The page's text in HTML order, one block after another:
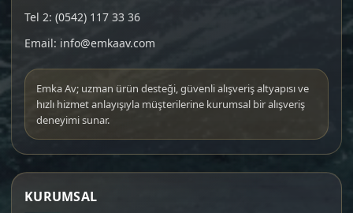
Tel 2: (0542) 117 33 36
Email: info@emkaav.com
Emka Av; uzman ürün desteği, güvenli alışveriş altyapısı ve
hızlı hizmet anlayışıyla müşterilerine kurumsal bir alışveriş
deneyimi sunar.
KURUMSAL